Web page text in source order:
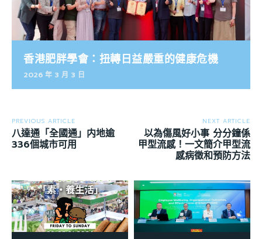
香港肥胖學會：扭轉日益嚴重的健康危機
2026 年 3 月 3 日
PREVIOUS ARTICLE
八達通「全國通」内地逾
336個城市可用
NEXT ARTICLE
以為傷風好小事 分分鐘係
甲型流感！一文簡介甲型流
感病徵和預防方法